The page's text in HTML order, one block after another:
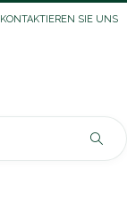
KONTAKTIEREN SIE UNS